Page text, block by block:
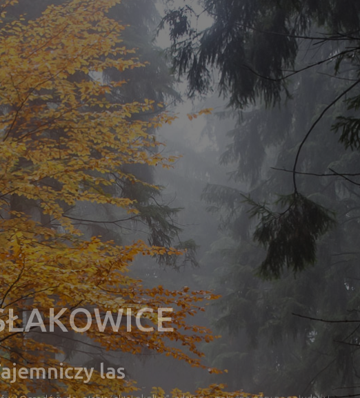
i Ogrodów
i Ogrodów, do „niebiańskiej okolicy”, gdzie są „potężne góry na południu i
stawy, gaje i najpiękniejsze łąki. Gdzie wielonarodowe i wielokulturowe
dumą obecnych mieszkańców gminy.